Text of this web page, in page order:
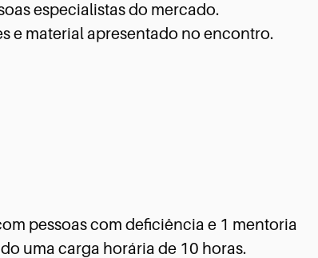
especialistas do mercado.
e material apresentado no encontro.
pessoas com deficiência e 1 mentoria
uma carga horária de 10 horas.